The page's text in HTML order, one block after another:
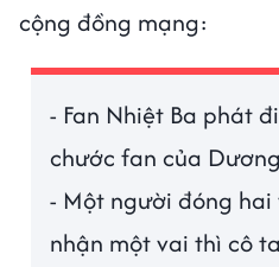
cộng đồng mạng:
- Fan Nhiệt Ba phát
chước fan của
- Một người đóng
nhận một vai thì cô